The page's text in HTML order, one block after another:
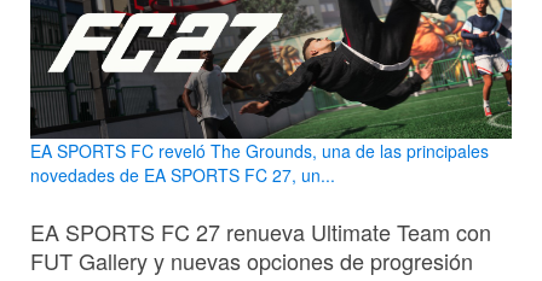
EA SPORTS FC reveló The Grounds, una de las principales
novedades de EA SPORTS FC 27, un...
EA SPORTS FC 27 renueva Ultimate Team con
FUT Gallery y nuevas opciones de progresión